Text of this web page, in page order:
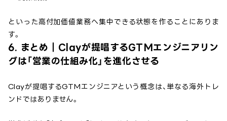
といった高付加価値業務へ集中できる状態を作ることにありま
す。
6. まとめ｜Clayが提唱するGTMエンジニアリン
グは「営業の仕組み化」を進化させる
Clayが提唱するGTMエンジニアという概念は、単なる海外トレ
ンドではありません。